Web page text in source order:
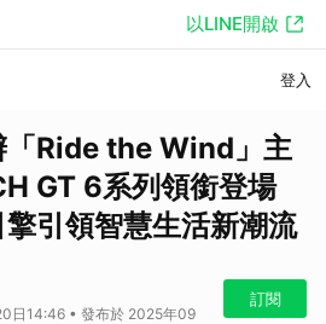
以LINE開啟
登入
「Ride the Wind」主
GT 6系列領銜登場
引領智慧生活新潮流
日14:46 • 發布於 2025年09
訂閱